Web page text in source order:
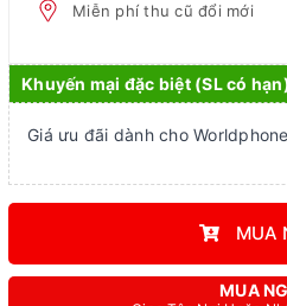
Miễn phí thu cũ đổi mới
Khuyến mại đặc biệt (SL có
Giá ưu đãi dành cho
MUA
MUA